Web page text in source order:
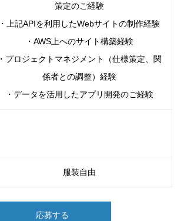
策定のご経験
・上記APIを利用したWebサイトの制作経験
・AWS上へのサイト構築経験
・プロジェクトマネジメント（仕様策定、関
係者との調整）経験
・データを活用したアプリ開発のご経験
服装自由
応募する